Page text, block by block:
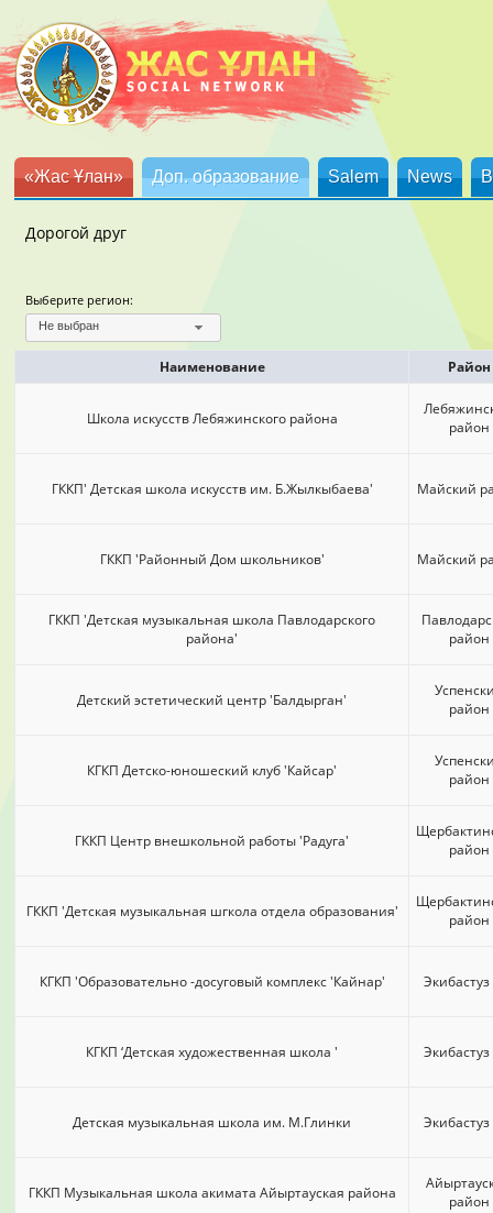
«Жас Ұлан» Доп. образование Salem News
Дорогой друг
Выберите регион:
Не выбран
Наименование Район
Школа искусств Лебяжинского района
район
ГККП' Детская школа искусств им. Б.Жылкыбаева' Майский
ГККП 'Районный Дом школьников' Майский
ГККП 'Детская музыкальная школа Павлодарского
района'
район
Детский эстетический центр 'Балдырган'
район
КГКП Детско-юношеский клуб 'Кайсар'
район
ГККП Центр внешкольной работы 'Радуга'
район
ГККП 'Детская музыкальная шгкола отдела образования'
район
КГКП 'Образовательно -досуговый комплекс 'Кайнар' Экибастуз
КГКП ‘Детская художественная школа ' Экибастуз
Детская музыкальная школа им. М.Глинки Экибастуз
ГККП Музыкальная школа акимата Айыртауская района
район